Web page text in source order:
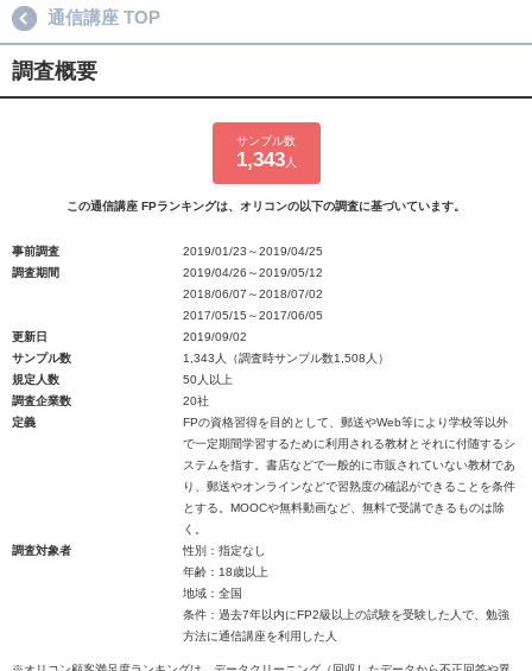
通信講座 TOP
調査概要
サンプル数
1,343人
この通信講座 FPランキングは、オリコンの以下の調査に基づいています。
事前調査
2019/01/23～2019/04/25
調査期間
2019/04/26～2019/05/12
2018/06/07～2018/07/02
2017/05/15～2017/06/05
更新日
2019/09/02
サンプル数
1,343人（調査時サンプル数1,508人）
規定人数
50人以上
調査企業数
20社
定義
FPの資格習得を目的として、郵送やWeb等により学校等以外
で一定期間学習するために利用される教材とそれに付随するシ
ステムを指す。書店などで一般的に市販されていない教材であ
り、郵送やオンラインなどで習熟度の確認ができることを条件
とする。MOOCや無料動画など、無料で受講できるものは除
く。
調査対象者
性別：指定なし
年齢：18歳以上
地域：全国
条件：過去7年以内にFP2級以上の試験を受験した人で、勉強
方法に通信講座を利用した人